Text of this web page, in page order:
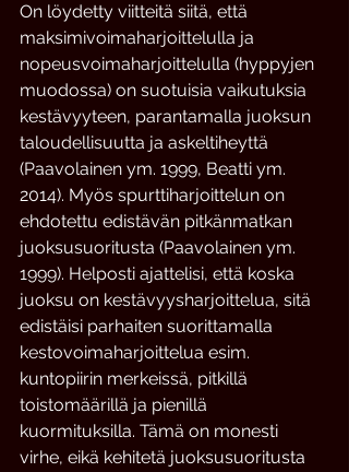
On löydetty viitteitä siitä, että
maksimivoimaharjoittelulla ja
nopeusvoimaharjoittelulla (hyppyjen
muodossa) on suotuisia vaikutuksia
kestävyyteen, parantamalla juoksun
taloudellisuutta ja askeltiheyttä
(Paavolainen ym. 1999, Beatti ym.
2014). Myös spurttiharjoittelun on
ehdotettu edistävän pitkänmatkan
juoksusuoritusta (Paavolainen ym.
1999). Helposti ajattelisi, että koska
juoksu on kestävyysharjoittelua, sitä
edistäisi parhaiten suorittamalla
kestovoimaharjoittelua esim.
kuntopiirin merkeissä, pitkillä
toistomäärillä ja pienillä
kuormituksilla. Tämä on monesti
virhe, eikä kehitetä juoksusuoritusta